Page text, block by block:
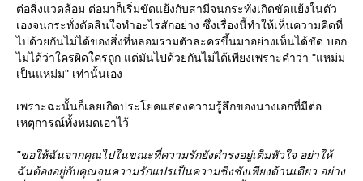
ต่อสิ่งแวดล้อม ต่อมาก็เริ่มขัดแย้งกับสามีจนกระทั่งเกิดขัดแย้งในตัว
เองจนกระทั่งตัดสินใจทำอะไรสักอย่าง ซึ่งเรื่องนี้ทำให้เห็นความคิดที่
ไปด้วยกันไม่ได้ของสิ่งที่หลอมรวมตัวละครขึ้นมาอย่างเห็นได้ชัด บอก
ไม่ได้ว่าใครผิดใครถูก แต่มันไปด้วยกันไม่ได้เพียงเพราะคำว่า "แหม่ม
เป็นแหม่ม" เท่านั้นเอง
เพราะฉะนั้นก็เลยเกิดประโยคแสดงความรู้สึกของนางเอกที่มีต่อ
เหตุการณ์ทั้งหมดเอาไว้
"ขอให้ฉันจากคุณไปในขณะที่ความรักยังดำรงอยู่เต็มหัวใจ อย่าให้
ฉันต้องอยู่กับคุณจนความรักแปรเป็นความชิงชังเพียงด้านเดียว อย่าง